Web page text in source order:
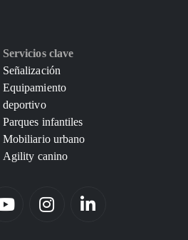
Servicios clave
Señalización
Equipamiento
deportivo
Parques infantiles
Mobiliario urbano
Agility canino